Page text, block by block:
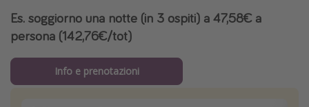
Es. soggiorno una notte (in 3 ospiti) a 47,58€ a
persona (142,76€/tot)
Info e prenotazioni